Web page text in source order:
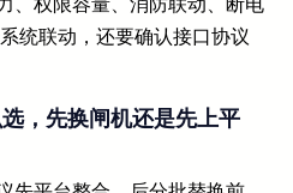
统联动，还要确认接口协议
，先换闸机还是先上平